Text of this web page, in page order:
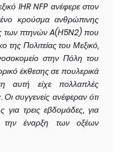
IHR NFP ανέφερε στον
κρούσμα ανθρώπινης
των πτηνών A(H5N2) που
της Πολιτείας του Μεξικό,
στην Πόλη του
έκθεσης σε πουλερικά
είχε πολλαπλές
Οι συγγενείς ανέφεραν ότι
τρεις εβδομάδες, για
έναρξη των οξέων